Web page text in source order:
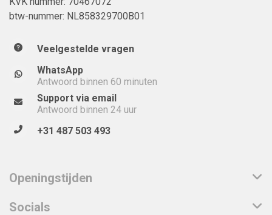
btw-nummer: NL858329700B01
Veelgestelde vragen
WhatsApp
Antwoord binnen 60 minuten
Support via email
Antwoord binnen 24 uur
+31 487 503 493
Openingstijden
Socials